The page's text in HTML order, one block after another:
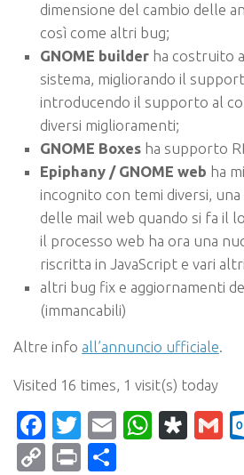
dimensione del cambio delle
così come altri bug;
GNOME builder ha costruito
sistema, migliorando il
introducendo il supporto al
diversi miglioramenti;
GNOME Boxes ha supporto
Epiphany / GNOME web ha
incognito con temi diversi,
delle mail web quando si fa il
il processo web ha ora una
riscritta in JavaScript e vari
altri bug fix e aggiornamenti
(immancabili)
Altre info all’annuncio ufficiale.
Visited 16 times, 1 visit(s) today
Facebook
Twitter
Email
CopyPrint